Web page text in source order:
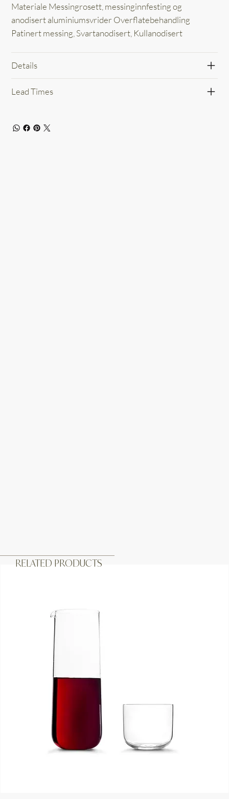
RELATED PRODUCTS
Materiale Messingrosett, messinginnfesting og
anodisert aluminiumsvrider Overflatebehandling
Patinert messing, Svartanodisert, Kullanodisert
Details
Lead Times